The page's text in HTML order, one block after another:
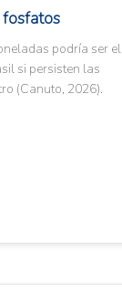
podría ser el
si persisten las
(Canuto, 2026).